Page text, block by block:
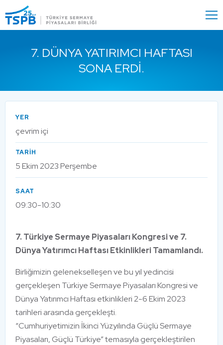
Close
7. DÜNYA YATIRIMCI HAFTASI
SONA ERDI.
YER
çevrim içi
TARİH
5 Ekim 2023 Perşembe
SAAT
09:30-10:30
7. Türkiye Sermaye Piyasaları Kongresi ve 7.
Dünya Yatırımcı Haftası Etkinlikleri Tamamlandı.
Birliğimizin gelenekselleşen ve bu yıl yedincisi
gerçekleşen Türkiye Sermaye Piyasaları Kongresi ve
Dünya Yatırımcı Haftası etkinlikleri 2-6 Ekim 2023
tarihleri arasında gerçekleşti.
“Cumhuriyetimizin İkinci Yüzyılında Güçlü Sermaye
Piyasaları, Güçlü Türkiye” temasıyla gerçekleştirilen